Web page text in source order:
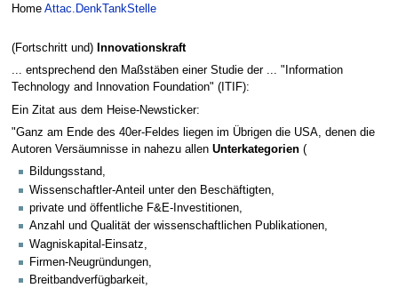
Zur
springen
Zur
springen
Home Attac.DenkTankStelle
(Fortschritt und) Innovationskraft
... entsprechend den Maßstäben einer Studie der ... "Information
Technology and Innovation Foundation" (ITIF):
Ein Zitat aus dem Heise-Newsticker:
"Ganz am Ende des 40er-Feldes liegen im Übrigen die USA, denen die
Autoren Versäumnisse in nahezu allen Unterkategorien(
Bildungsstand,
Wissenschaftler-Anteil unter den Beschäftigten,
private und öffentliche F&E-Investitionen,
Anzahl und Qualität der wissenschaftlichen Publikationen,
Wagniskapital-Einsatz,
Firmen-Neugründungen,
Breitbandverfügbarkeit,